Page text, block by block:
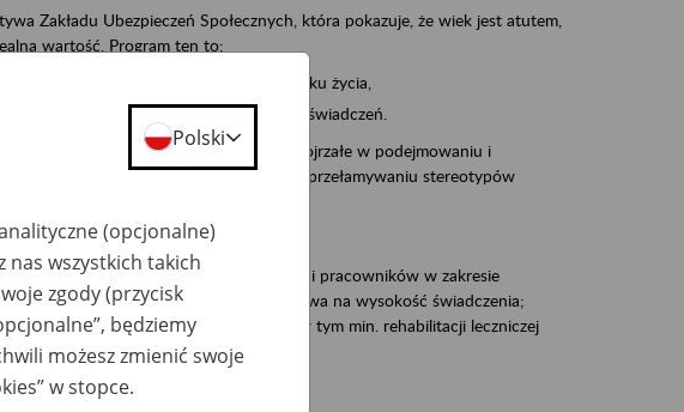
Zakładu Ubezpieczeń Społecznych, która pokazuje, że wiek jest atutem,
wartość. Program ten to:
zawodowej osób po pięćdziesiątym roku życia,
planowania kariery i przyszłych świadczeń.
i edukacyjne wspiera osoby dojrzałe w podejmowaniu i
zawodowej, dbaniu o zdrowie oraz przełamywaniu stereotypów
ZUS z organizacjami pracodawców i pracowników w zakresie
emerytalnego w Polsce – tego co wpływa na wysokość świadczenia;
wypadkowej i prewencji rentowej w tym min. rehabilitacji leczniczej
50+, ZUS edukuje:
Polski
(opcjonalne)
nas wszystkich takich
zgody (przycisk
będziemy
możesz zmienić swoje
w stopce.